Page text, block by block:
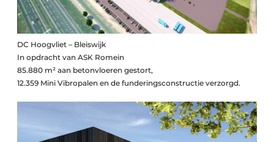
DC Hoogvliet – Bleiswijk
In opdracht van ASK Romein
85.880 m² aan betonvloeren gestort,
12.359 Mini Vibropalen en de funderingsconstructie verzorgd.